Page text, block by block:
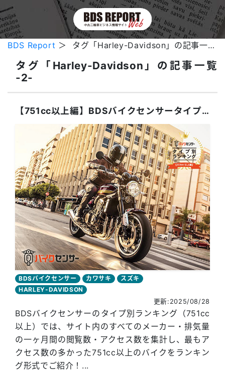
BDS Report ＞ タグ「Harley-Davidson」の記事一覧 -2-
タグ「Harley-Davidson」の記事一覧
-2-
BDSバイクセンサー カワサキ
スズキ
HARLEY-DAVIDSON
更新:2025/08/28
【751cc以上編】BDSバイクセンサータイプ別ランキング
BDSバイクセンサーのタイプ別ランキング（751cc
以上）では、サイト内のすべてのメーカー・排気量
の一ヶ月間の閲覧数・アクセス数を集計し、最もア
クセス数の多かった751cc以上のバイクをランキン
グ形式でご紹介！...